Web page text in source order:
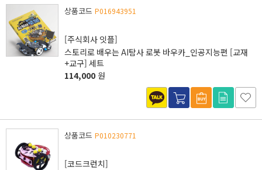
상품코드 P016943951
[주식회사 잇플]
스토리로 배우는 AI탐사 로봇 바우카_인공지능편 [교재
+교구] 세트
114,000 원
상품코드 P010230771
[코드크런치]